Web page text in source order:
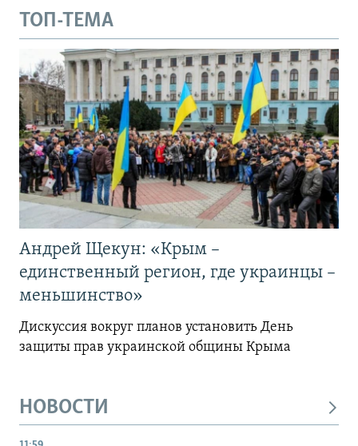
ТОП-ТЕМА
Андрей Щекун: «Крым –
единственный регион, где украинцы –
меньшинство»
Дискуссия вокруг планов установить День
защиты прав украинской общины Крыма
НОВОСТИ